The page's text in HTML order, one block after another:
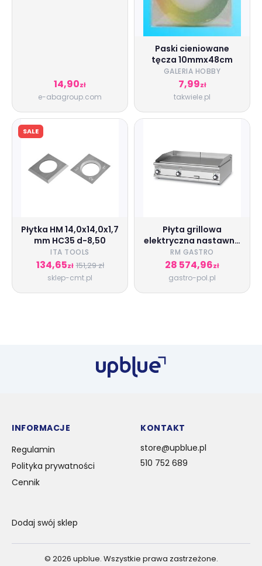
14,90zł
e-abagroup.com
Paski cieniowane
tęcza 10mmx48cm
GALERIA HOBBY
7,99zł
takwiele.pl
SALE
Płytka HM 14,0x14,0x1,7
mm HC35 d-8,50
ITA TOOLS
134,65zł 151,29 zł
sklep-cmt.pl
Płyta grillowa
elektryczna nastawna
1/3 ryflowana, 2/3
gładka 900 - trzy
strefy grzewcze |
FTLRT - 912 ET | RM
Gastro
RM GASTRO
28 574,96zł
gastro-pol.pl
INFORMACJE
Regulamin
Polityka prywatności
Cennik
KONTAKT
store@upblue.pl
510 752 689
Dodaj swój sklep
© 2026 upblue. Wszystkie prawa zastrzeżone.